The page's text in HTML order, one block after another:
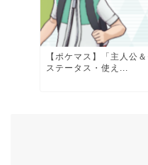
【ポケマス】「主人公
ステータス・使え...